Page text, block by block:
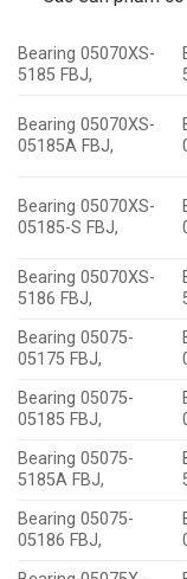
Bearing 05070XS-
5185 FBJ,
Bearing 05070XS-
05185A FBJ,
Bearing 05070XS-
05185-S FBJ,
Bearing 05070XS-
5186 FBJ,
Bearing 05075-
05175 FBJ,
Bearing 05075-
05185 FBJ,
Bearing 05075-
5185A FBJ,
Bearing 05075-
05186 FBJ,